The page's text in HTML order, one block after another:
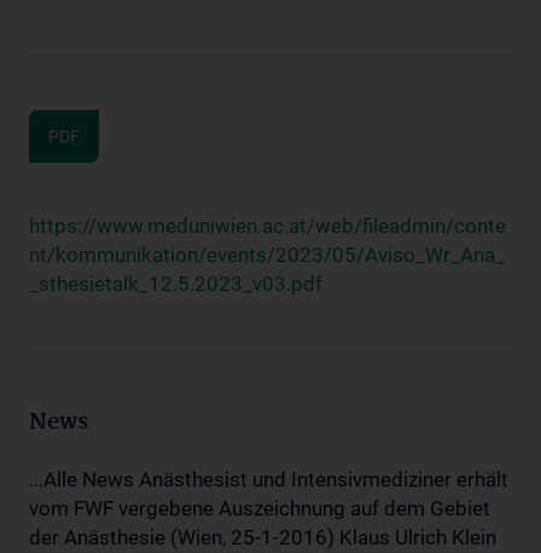
PDF
https://www.meduniwien.ac.at/web/fileadmin/conte
nt/kommunikation/events/2023/05/Aviso_Wr_Ana_
_sthesietalk_12.5.2023_v03.pdf
News
...Alle News Anästhesist und Intensivmediziner erhält
vom FWF vergebene Auszeichnung auf dem Gebiet
der Anästhesie (Wien, 25-1-2016) Klaus Ulrich Klein